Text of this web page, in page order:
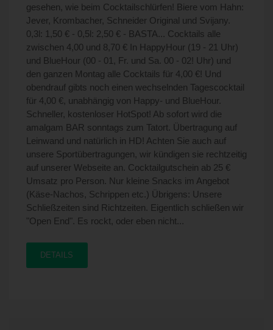
gesehen, wie beim Cocktailschlürfen! Biere vom Hahn:
Jever, Krombacher, Schneider Original und Svijany.
0,3l: 1,50 € - 0,5l: 2,50 € - BASTA... Cocktails alle
zwischen 4,00 und 8,70 € In HappyHour (19 - 21 Uhr)
und BlueHour (00 - 01, Fr. und Sa. 00 - 02! Uhr) und
den ganzen Montag alle Cocktails für 4,00 €! Und
obendrauf gibts noch einen wechselnden Tagescocktail
für 4,00 €, unabhängig von Happy- und BlueHour.
Schneller, kostenloser HotSpot! Ab sofort wird die
amalgam BAR sonntags zum Tatort. Übertragung auf
Leinwand und natürlich in HD! Achten Sie auch auf
unsere Sportübertragungen, wir kündigen sie rechtzeitig
auf unserer Webseite an. Cocktailgutschein ab 25 €
Umsatz pro Person. Nur kleine Snacks im Angebot
(Käse-Nachos, Schrippen etc.) Übrigens: Unsere
Schließzeiten sind Richtzeiten. Eigentlich schließen wir
"Open End". Es rockt, oder eben nicht...
DETAILS